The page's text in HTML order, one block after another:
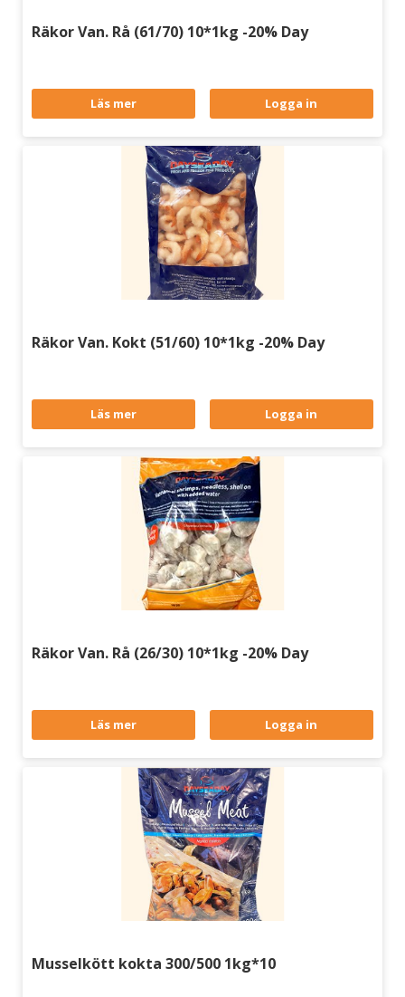
Räkor Van. Rå (61/70) 10*1kg -20% Day
Läs mer Logga in
Räkor Van. Kokt (51/60) 10*1kg -20% Day
Läs mer Logga in
Räkor Van. Rå (26/30) 10*1kg -20% Day
Läs mer Logga in
Musselkött kokta 300/500 1kg*10